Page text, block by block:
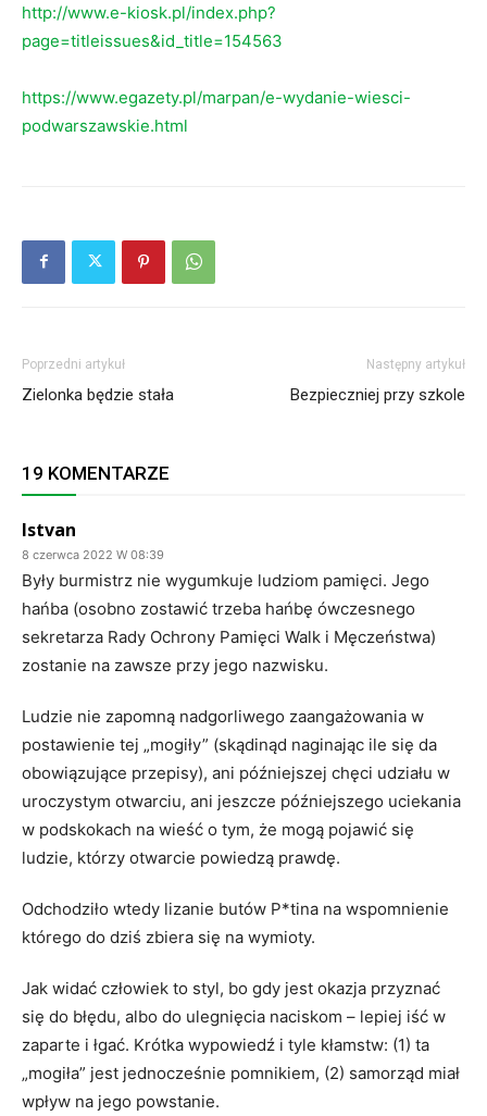
http://www.e-kiosk.pl/index.php?
page=titleissues&id_title=154563
https://www.egazety.pl/marpan/e-wydanie-wiesci-
podwarszawskie.html
Poprzedni artykuł
Zielonka będzie stała
Następny artykuł
Bezpieczniej przy szkole
19 KOMENTARZE
Istvan
8 czerwca 2022 W 08:39
Były burmistrz nie wygumkuje ludziom pamięci. Jego
hańba (osobno zostawić trzeba hańbę ówczesnego
sekretarza Rady Ochrony Pamięci Walk i Męczeństwa)
zostanie na zawsze przy jego nazwisku.
Ludzie nie zapomną nadgorliwego zaangażowania w
postawienie tej „mogiły” (skądinąd naginając ile się da
obowiązujące przepisy), ani późniejszej chęci udziału w
uroczystym otwarciu, ani jeszcze późniejszego uciekania
w podskokach na wieść o tym, że mogą pojawić się
ludzie, którzy otwarcie powiedzą prawdę.
Odchodziło wtedy lizanie butów P*tina na wspomnienie
którego do dziś zbiera się na wymioty.
Jak widać człowiek to styl, bo gdy jest okazja przyznać
się do błędu, albo do ulegnięcia naciskom – lepiej iść w
zaparte i łgać. Krótka wypowiedź i tyle kłamstw: (1) ta
„mogiła” jest jednocześnie pomnikiem, (2) samorząd miał
wpływ na jego powstanie.